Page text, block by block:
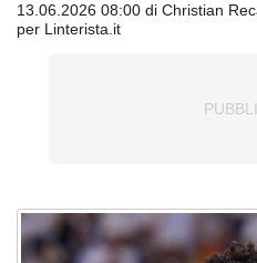
13.06.2026 08:00 di Christian
per Linterista.it